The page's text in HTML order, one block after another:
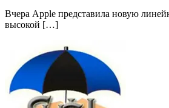
Вчера Apple представила новую
высокой […]